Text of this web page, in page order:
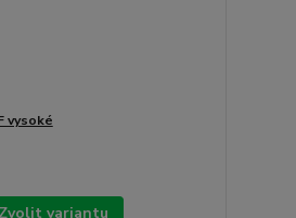
vysoké
Zvolit variantu